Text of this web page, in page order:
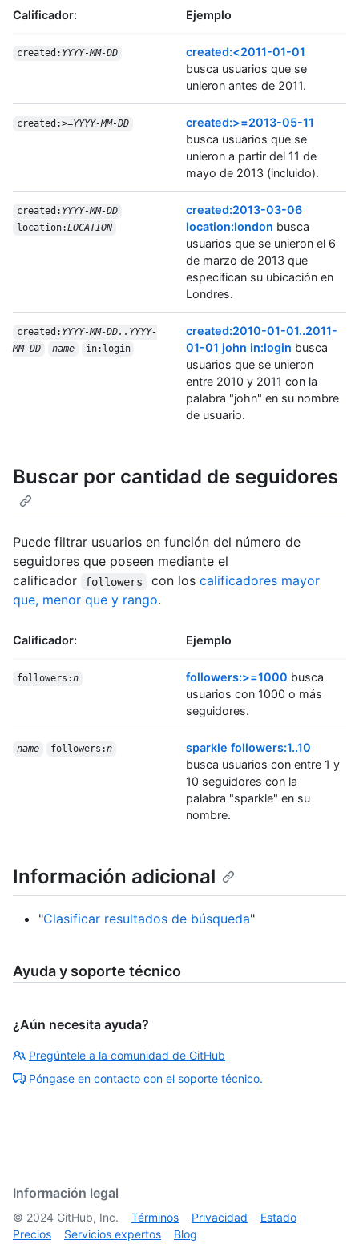
Calificador: Ejemplo
created: YYYY-MM-DD
created:<2011-01-01
busca usuarios que se
unieron antes de 2011.
created:>=YYYY-MM-DD
created:>=2013-05-11
busca usuarios que se
unieron a partir del 11 de
mayo de 2013 (incluido).
created: YYYY-MM-DD
location:LOCATION
created:2013-03-06
location:london busca
usuarios que se unieron el 6
de marzo de 2013 que
especifican su ubicación en
Londres.
created: YYYY-MM-DD..YYYY-
MM-DD
name in:login
created:2010-01-01..2011-
01-01 john in:login busca
usuarios que se unieron
entre 2010 y 2011 con la
palabra "john" en su nombre
de usuario.
Buscar por cantidad de seguidores
Puede filtrar usuarios en función del número de
seguidores que poseen mediante el
calificador
followers con los calificadores mayor
que, menor que y rango.
Calificador: Ejemplo
followers:n followers:>=1000 busca
usuarios con 1000 o más
seguidores.
name followers:n
sparkle followers:1..10
busca usuarios con entre 1 y
10 seguidores con la
palabra "sparkle" en su
nombre.
Información adicional
"Clasificar resultados de búsqueda"
Ayuda y soporte técnico
¿Aún necesita ayuda?
Pregúntele a la comunidad de GitHub
Póngase en contacto con el soporte técnico.
Información legal
© 2024 GitHub, Inc. Términos Privacidad
Estado
Precios
Servicios expertos Blog